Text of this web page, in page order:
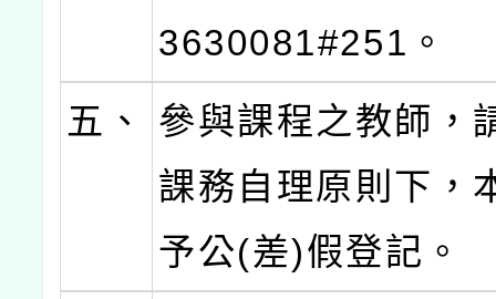
3630081#251。
五、
參與課程之教師，
課務自理原則下，
予公(差)假登記。